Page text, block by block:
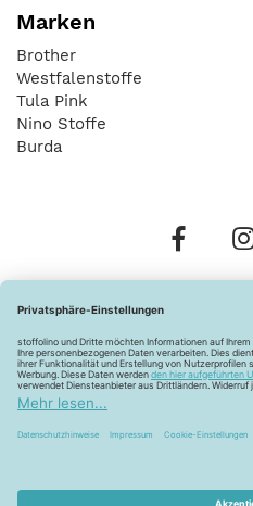
Marken
Brother
Westfalenstoffe
Tula Pink
Nino Stoffe
Burda
Widerrufsbelehrung
Barrierefreiheitserklärung